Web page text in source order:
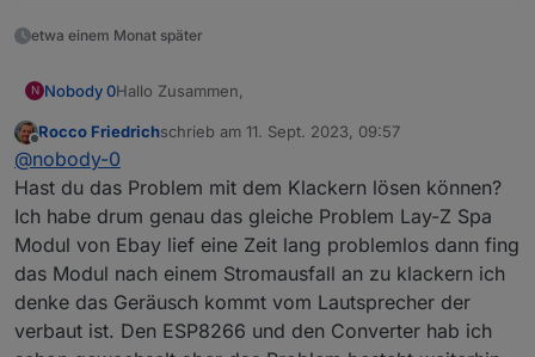
etwa einem Monat später
N Nobody 0Hallo Zusammen,
nach einigen Anlaufproblemen und einer Kalten
Lötstelle auf dem NodeMCU habe ich nun endlich
das Programm drauf bekommen und alles Verlötet.
Leider habe ich nun das nächste Problem, wenn ich
das Modul anschliesse und wieder Strom drauf
geben hört man aus dem inneren nur ein leises
Klackern, aber nichts geht.
Beim aufrufen der Webseite des Moduls bekomme
ich folgenden Fehler:
404: File Not Found
Geht die Weboberfläche nur wenn das Modul mit
der Pumpe verbunden ist?
Wo könnte das Klappern herkommen?
Ich habe einen Lay-Z.Spa AirJet Hawaii von 2020.
Offline
Rocco Friedrichschrieb am 11. Sept. 2023, 09:57
zuletzt editiert von
@nobody-0
Hast du das Problem mit dem Klackern lösen können?
Ich habe drum genau das gleiche Problem Lay-Z Spa
Modul von Ebay lief eine Zeit lang problemlos dann fing
das Modul nach einem Stromausfall an zu klackern ich
denke das Geräusch kommt vom Lautsprecher der
verbaut ist. Den ESP8266 und den Converter hab ich